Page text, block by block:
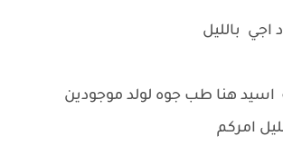
اجي بالليل
هنا طب جوه لولد موجودين
امركم